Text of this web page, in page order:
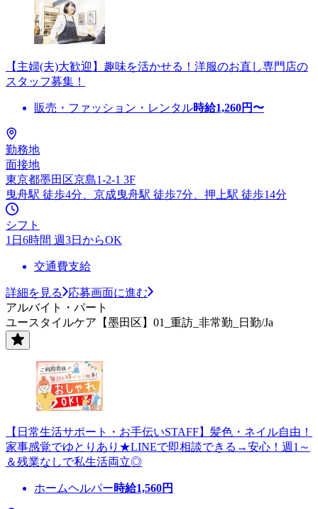
【主婦(夫)大歓迎】趣味を活かせる！洋服のお直し専門店の
スタッフ募集！
販売・ファッション・レンタル時給1,260円〜
勤務地
面接地
東京都墨田区京島1-2-1 3F
曳舟駅 徒歩4分、京成曳舟駅 徒歩7分、押上駅 徒歩14分
シフト
1日6時間 週3日からOK
交通費支給
詳細を見る
応募画面に進む
アルバイト・パート
ユースタイルケア【墨田区】01_重訪_非常勤_日勤/Ja
【日常生活サポート・お手伝いSTAFF】髪色・ネイル自由！
家事感覚でゆとりあり★LINEで即相談できる→安心！週1～
＆残業なしで私生活両立◎
ホームヘルパー時給1,560円